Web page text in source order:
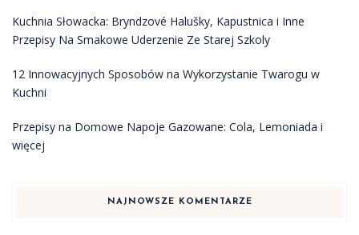
Kuchnia Słowacka: Bryndzové Halušky, Kapustnica i Inne
Przepisy Na Smakowe Uderzenie Ze Starej Szkoly
12 Innowacyjnych Sposobów na Wykorzystanie Twarogu w
Kuchni
Przepisy na Domowe Napoje Gazowane: Cola, Lemoniada i
więcej
NAJNOWSZE KOMENTARZE